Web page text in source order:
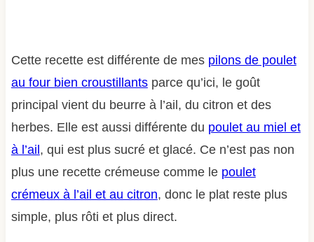
Cette recette est différente de mes pilons de poulet
au four bien croustillantsparce qu’ici, le goût
principal vient du beurre à l’ail, du citron et des
herbes. Elle est aussi différente du poulet au miel et
à l’ail , qui est plus sucré et glacé. Ce n’est pas non
plus une recette crémeuse comme le poulet
crémeux à l’ail et au citron, donc le plat reste plus
simple, plus rôti et plus direct.